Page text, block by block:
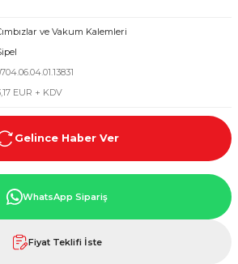
ve Vakum Kalemleri
EUR + KDV
Gelince Haber Ver
WhatsApp Sipariş
Fiyat Teklifi İste